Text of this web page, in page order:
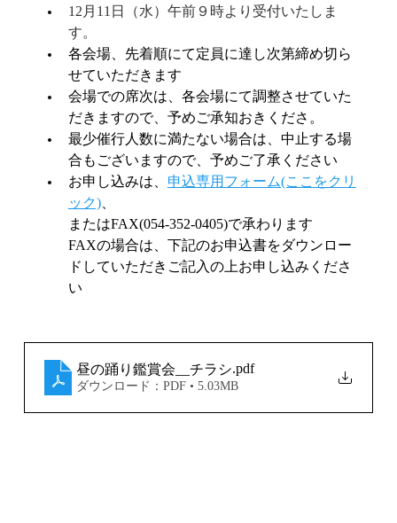
12月11日（水）午前９時より受付いたしま
す。
各会場、先着順にて定員に達し次第締め切ら
せていただきます
会場での席次は、各会場にて調整させていた
だきますので、予めご承知おきくださ。
最少催行人数に満たない場合は、中止する場
合もございますので、予めご了承ください
お申し込みは、 申込専用フォーム(ここをクリ
ック)、
またはFAX(054-352-0405)で承わります
FAXの場合は、下記のお申込書をダウンロー
ドしていただきご記入の上お申し込みくださ
い
昼の踊り鑑賞会__チラシ.pdf
ダウンロード：PDF • 5.03MB